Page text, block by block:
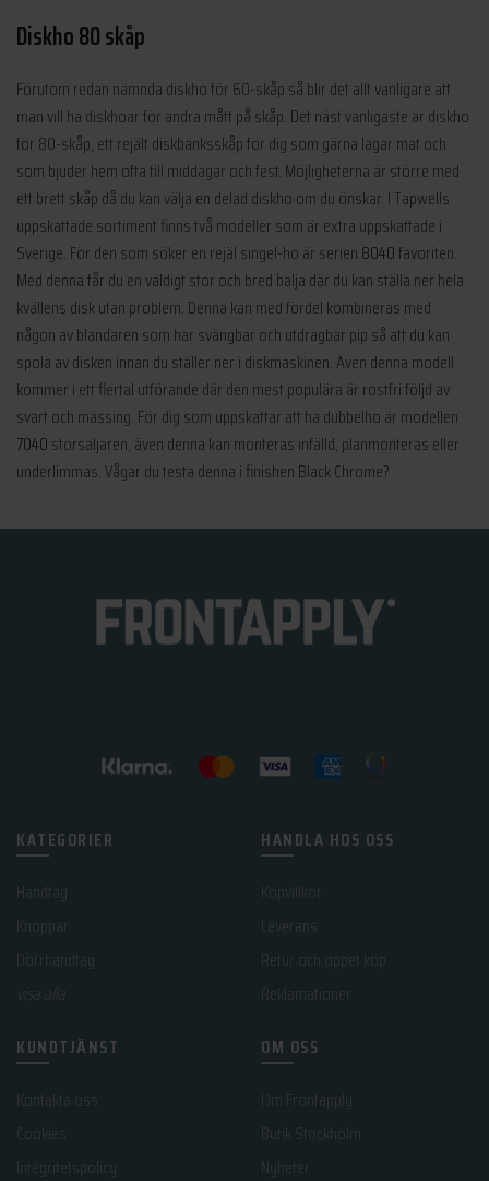
Diskho 80 skåp
Förutom redan nämnda diskho för 60-skåp så blir det allt vanligare att
man vill ha diskhoar för andra mått på skåp. Det näst vanligaste är diskho
för 80-skåp, ett rejält diskbänksskåp för dig som gärna lagar mat och
som bjuder hem ofta till middagar och fest. Möjligheterna är större med
ett brett skåp då du kan välja en delad diskho om du önskar. I Tapwells
uppskattade sortiment finns två modeller som är extra uppskattade i
Sverige. För den som söker en rejäl singel-ho är serien 8040favoriten.
Med denna får du en väldigt stor och bred balja där du kan ställa ner hela
kvällens disk utan problem. Denna kan med fördel kombineras med
någon av blandaren som har svängbar och utdragbar pip så att du kan
spola av disken innan du ställer ner i diskmaskinen. Även denna modell
kommer i ett flertal utförande där den mest populära är rostfri följd av
svart och mässing. För dig som uppskattar att ha dubbelho är modellen
7040 storsäljaren, även denna kan monteras infälld, planmonteras eller
underlimmas. Vågar du testa denna i finishen Black Chrome?
KATEGORIER
Handtag
Dörrhandtag
HANDLA HOS OSS
Retur och öppet köp
Reklamationer
KUNDTJÄNST
Kontakta oss
Integritetspolicy
OM OSS
Om Frontapply
Butik Stockholm
Nyheter